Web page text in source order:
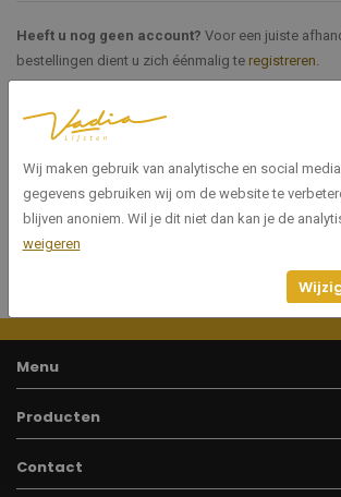
Heeft u nog geen account? Voor een juiste
bestellingen dient u zich éénmalig te registreren.
Specificaties
Artikelnummer
Menu
Producten
Contact
Wij maken gebruik van analytische en social
gegevens gebruiken wij om de website te
blijven anoniem. Wil je dit niet dan kan je de
weigeren